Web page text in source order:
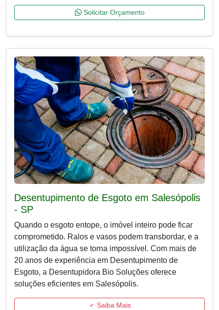
Solicitar Orçamento
Desentupimento de Esgoto em Salesópolis
- SP
Quando o esgoto entope, o imóvel inteiro pode ficar
comprometido. Ralos e vasos podem transbordar, e a
utilização da água se torna impossível. Com mais de
20 anos de experiência em Desentupimento de
Esgoto, a Desentupidora Bio Soluções oferece
soluções eficientes em Salesópolis.
Saiba Mais